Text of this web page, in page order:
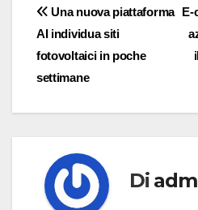
Navigazione
articoli
E-
Una nuova piattaforma
AI individua siti
fotovoltaici in poche
settimane
Di